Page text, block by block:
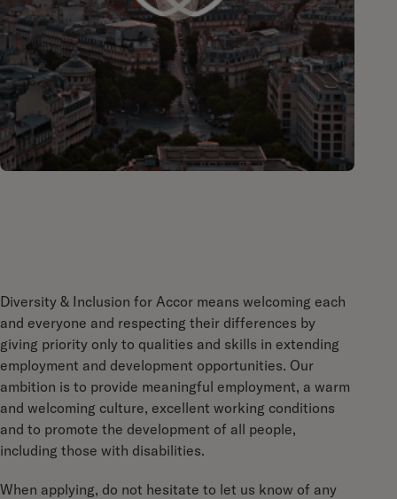
Diversity & Inclusion for Accor means welcoming each
and everyone and respecting their differences by
giving priority only to qualities and skills in extending
employment and development opportunities. Our
ambition is to provide meaningful employment, a warm
and welcoming culture, excellent working conditions
and to promote the development of all people,
including those with disabilities.
When applying, do not hesitate to let us know of any